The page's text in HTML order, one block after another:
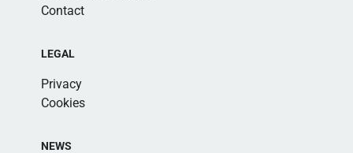
Contact
LEGAL
Privacy
Cookies
NEWS